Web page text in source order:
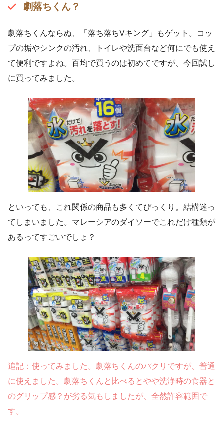
劇落ちくん？
劇落ちくんならぬ、「落ち落ちVキング」もゲット。コッ
プの垢やシンクの汚れ、トイレや洗面台など何にでも使え
て便利ですよね。百均で買うのは初めてですが、今回試し
に買ってみました。
といっても、これ関係の商品も多くてびっくり。結構迷っ
てしまいました。マレーシアのダイソーでこれだけ種類が
あるってすごいでしょ？
追記：使ってみました。劇落ちくんのパクリですが、普通
に使えました。劇落ちくんと比べるとやや洗浄時の食器と
のグリップ感？が劣る気もしましたが、全然許容範囲で
す。